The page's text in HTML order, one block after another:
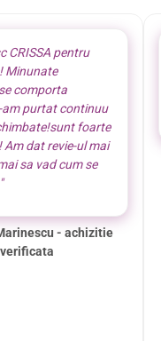
CRISSA pentru
Minunate
comporta
am purtat continuu
foarte
dat revie-ul mai
sa vad cum se
- achizitie
verificata